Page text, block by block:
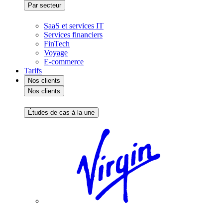
Par secteur
SaaS et services IT
Services financiers
FinTech
Voyage
E-commerce
Tarifs
Nos clients
Nos clients
Études de cas à la une